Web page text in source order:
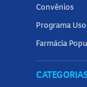
Convênios
Programa
Farmácia